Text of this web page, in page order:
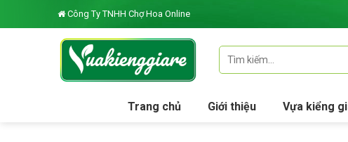
to
Công Ty TNHH Chợ Hoa Online
Tìm
kiếm:
Trang chủ Giới thiệu Vựa kiểng